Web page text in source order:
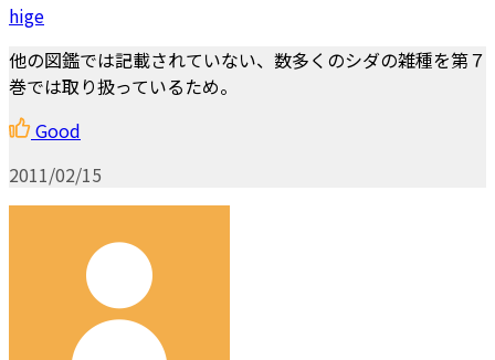
hige
他の図鑑では記載されていない、数多くのシダの雑種を第７
巻では取り扱っているため。
Good
2011/02/15